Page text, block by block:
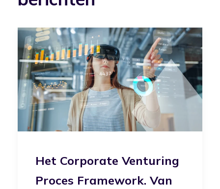
Het Corporate Venturing
Proces Framework. Van